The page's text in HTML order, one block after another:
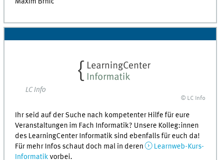
LC Info
© LC Info
Ihr seid auf der Suche nach kompetenter Hilfe für eure
Veranstaltungen im Fach Informatik? Unsere Kolleg:innen
des LearningCenter Informatik sind ebenfalls für euch da!
Für mehr Infos schaut doch mal in deren
Learnweb-Kurs-
Informatikvorbei.